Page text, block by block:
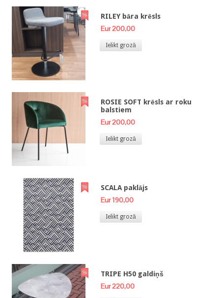
RILEY bāra krēsls
Eur 200,00
Ielikt grozā
ROSIE SOFT krēsls ar roku
balstiem
Eur 200,00
Ielikt grozā
SCALA paklājs
Eur 190,00
Ielikt grozā
TRIPE H50 galdiņš
Eur 220,00